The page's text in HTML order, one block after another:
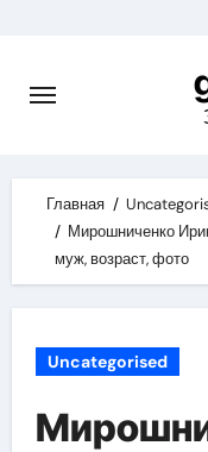
content
Главная
Мирошниченко
муж, возраст, фото
Uncategorised